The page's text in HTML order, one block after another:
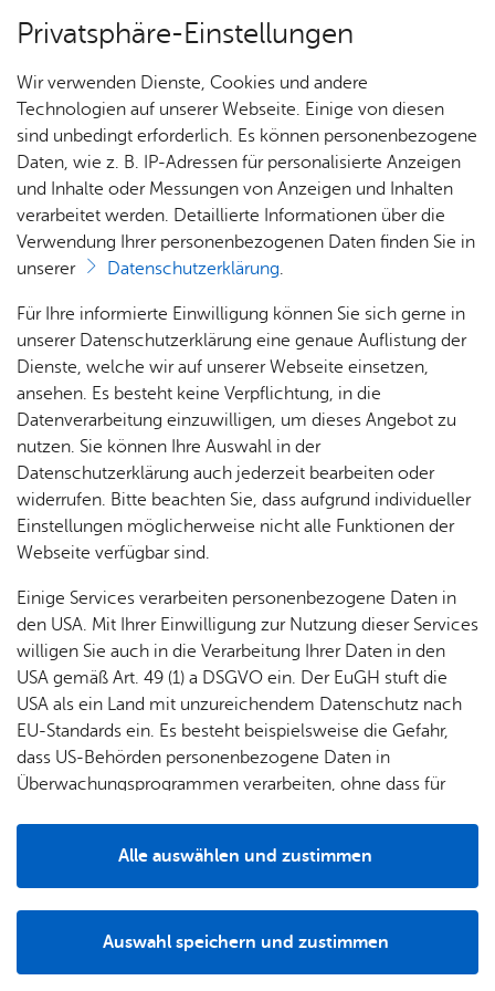
Über­sicht Bür­ger & Stadt
Rat­
haus &
Bür­
ger­
ser­vice
Rat­
häu­ser
& Orts­
ver­
wal­
Ämter
A–Z
Diens
t­leis­
tun­gen
A–Z
For­
Nach­
rich­
ten,
Vi­de­os
& Bil­
der
Me­di­
en­in­
for­ma­
tio­nen
fent­li­
che
Be­
kannt­
ma­
chun­
& TV
Pres­se
Jobs
Stel­
len­an­
ge­bo­te
Aus­bil­
dung &
Stu­di­
um
Bil­
dung
& Be­
treu­
ung
Potz­
be­
treu­
ung
Schu­
len
Bauen
& Um­
welt
Geo­
da­ten
& 3D-
Stadt­
Bau­
stel­len
& Um­
lei­tun­
Um­
welt &
Kli­ma­
Sa­nie­
ren &
bi­li­en
Stadt­
Ge­
sund­
heit &
kum
Ärzte &
Apo­
Fa­mi­lie
& Kin­
der
Se­nio­
ren
Woh­
nen
re­frei
Pfle­ge
& Un­
ter­stüt­
zung
Alle Nach­rich­ten
Vor­le­sen
Don­ners­tag, 02. April 2026
Ka­te­go­rie:Bar­rie­re­frei­heit,Bau­stel­len & Um­lei­tun­
gen ,Me­di­en­in­for­ma­tio­nen,Ver­kehr & Mo­bi­li­tät
Neue Ampelanlagen bei
Rolls-Royce vor Werk 1
Die Baustelle fällt auf, auch wenn der Verkehr
dank seitlicher Absperrungen und
Fahrbahnverschwenkungen weiter fließen kann:
Unmittelbar vor dem Werk 1 von Rolls-Royce
Power Systems am Maybachplatz entstehen zwei
Ampelquerungen für Fußgänger und
Radfahrende. Die Planung wurde eng mit der
Stadt abgestimmt, die Finanzierung übernimmt
Rolls-Royce Power Systems.
Privatsphäre-Einstellungen
Wir verwenden Dienste, Cookies und andere
Technologien auf unserer Webseite. Einige von diesen
sind unbedingt erforderlich. Es können personenbezogene
Daten, wie z. B. IP-Adressen für personalisierte Anzeigen
und Inhalte oder Messungen von Anzeigen und Inhalten
verarbeitet werden. Detaillierte Informationen über die
Verwendung Ihrer personenbezogenen Daten finden Sie in
unserer
Datenschutzerklärung.
Für Ihre informierte Einwilligung können Sie sich gerne in
unserer Datenschutzerklärung eine genaue Auflistung der
Dienste, welche wir auf unserer Webseite einsetzen,
ansehen. Es besteht keine Verpflichtung, in die
Datenverarbeitung einzuwilligen, um dieses Angebot zu
nutzen. Sie können Ihre Auswahl in der
Datenschutzerklärung auch jederzeit bearbeiten oder
widerrufen. Bitte beachten Sie, dass aufgrund individueller
Einstellungen möglicherweise nicht alle Funktionen der
Webseite verfügbar sind.
Einige Services verarbeiten personenbezogene Daten in
den USA. Mit Ihrer Einwilligung zur Nutzung dieser Services
willigen Sie auch in die Verarbeitung Ihrer Daten in den
USA gemäß Art. 49 (1) a DSGVO ein. Der EuGH stuft die
USA als ein Land mit unzureichendem Datenschutz nach
EU-Standards ein. Es besteht beispielsweise die Gefahr,
dass US-Behörden personenbezogene Daten in
Überwachungsprogrammen verarbeiten, ohne dass für
Auswahl speichern und zustimmen
Alle auswählen und zustimmen